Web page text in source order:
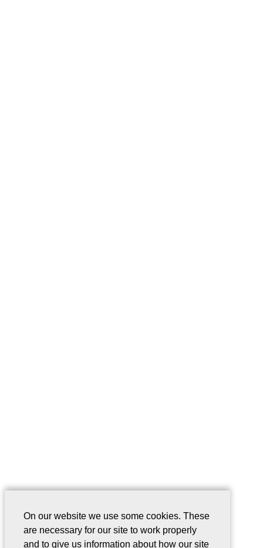
On our website we use some cookies. These
are necessary for our site to work properly
and to give us information about how our site